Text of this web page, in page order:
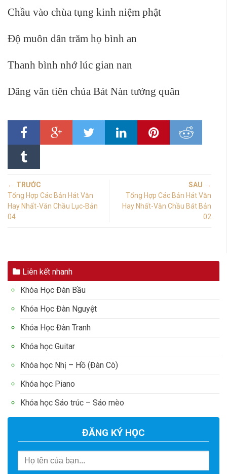
Chầu vào chùa tụng kinh niệm phật
Độ muôn dân trăm họ bình an
Thanh bình nhớ lúc gian nan
Dâng văn tiên chúa Bát Nàn tướng quân
← TRƯỚC
Tổng Hợp Các Bản Hát Văn
Hay Nhất-Văn Chầu Lục-Bản
04
SAU →
Tổng Hợp Các Bản Hát Văn
Hay Nhất-Văn Chầu Bát Bản
02
Liên kết nhanh
Khóa Học Đàn Bầu
Khóa Học Đàn Nguyệt
Khóa Học Đàn Tranh
Khóa học Guitar
Khóa học Nhị – Hồ (Đàn Cò)
Khóa học Piano
Khóa học Sáo trúc – Sáo mèo
ĐĂNG KÝ HỌC